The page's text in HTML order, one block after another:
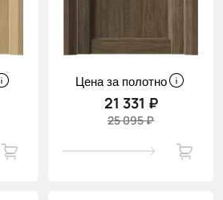
Цена за полотно
21 331 ₽
25 095 ₽